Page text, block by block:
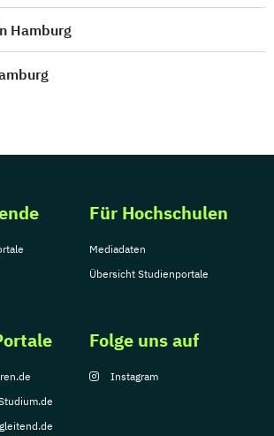
Hamburg
Für Hochschulen
Mediadaten
Übersicht Studienportale
Folge uns auf
Instagram